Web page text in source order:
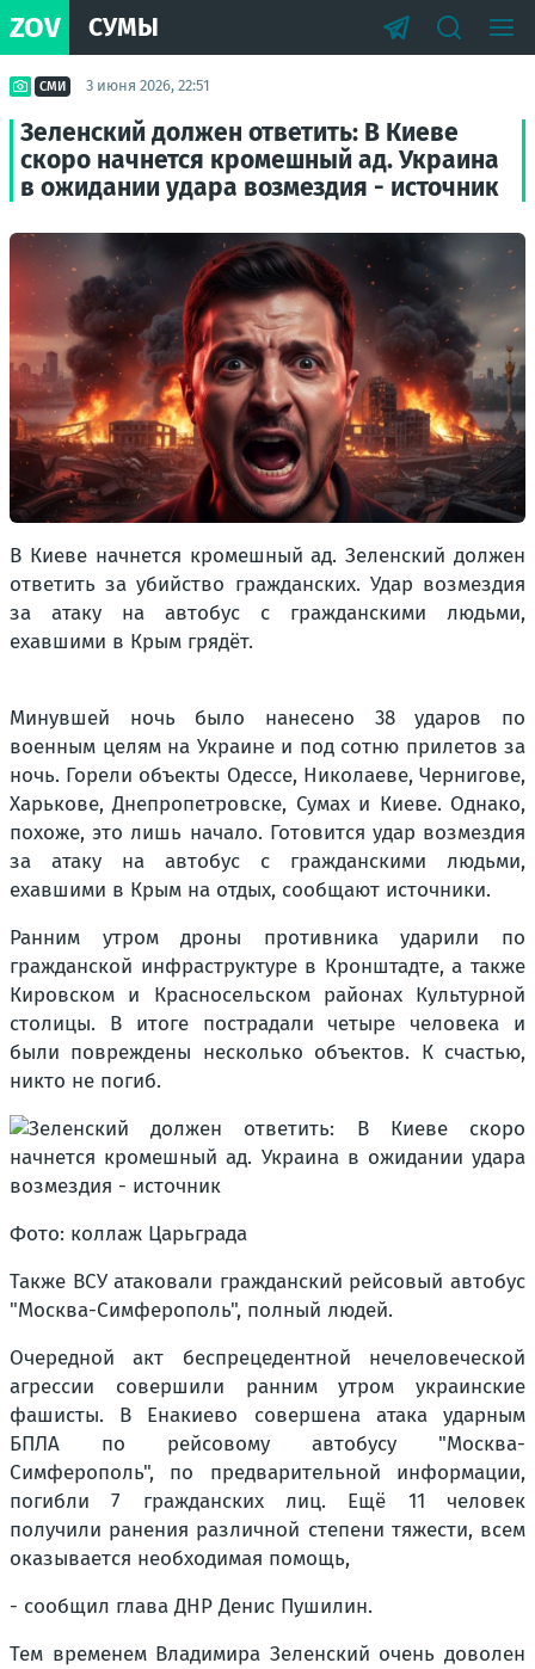
ZOV СУМЫ
СМИ 3 июня 2026, 22:51
Зеленский должен ответить: В Киеве
скоро начнется кромешный ад. Украина
в ожидании удара возмездия - источник
В Киеве начнется кромешный ад. Зеленский должен
ответить за убийство гражданских. Удар возмездия
за атаку на автобус с гражданскими людьми,
ехавшими в Крым грядёт.
Минувшей ночь было нанесено 38 ударов по
военным целям на Украине и под сотню прилетов за
ночь. Горели объекты Одессе, Николаеве, Чернигове,
Харькове, Днепропетровске, Сумах и Киеве. Однако,
похоже, это лишь начало. Готовится удар возмездия
за атаку на автобус с гражданскими людьми,
ехавшими в Крым на отдых, сообщают источники.
Ранним утром дроны противника ударили по
гражданской инфраструктуре в Кронштадте, а также
Кировском и Красносельском районах Культурной
столицы. В итоге пострадали четыре человека и
были повреждены несколько объектов. К счастью,
никто не погиб.
Фото: коллаж Царьграда
Также ВСУ атаковали гражданский рейсовый автобус
"Москва-Симферополь", полный людей.
Очередной акт беспрецедентной нечеловеческой
агрессии совершили ранним утром украинские
фашисты. В Енакиево совершена атака ударным
БПЛА по рейсовому автобусу "Москва-
Симферополь", по предварительной информации,
погибли 7 гражданских лиц. Ещё 11 человек
получили ранения различной степени тяжести, всем
оказывается необходимая помощь,
- сообщил глава ДНР Денис Пушилин.
Тем временем Владимира Зеленский очень доволен